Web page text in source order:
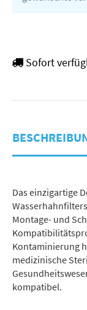
Sofort
Das einzigartige
Montage- und
Kontaminierung
medizinische
kompatibel.